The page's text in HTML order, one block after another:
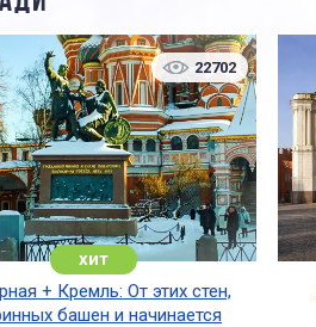
22702
хит
+ Кремль: От этих стен,
башен и начинается